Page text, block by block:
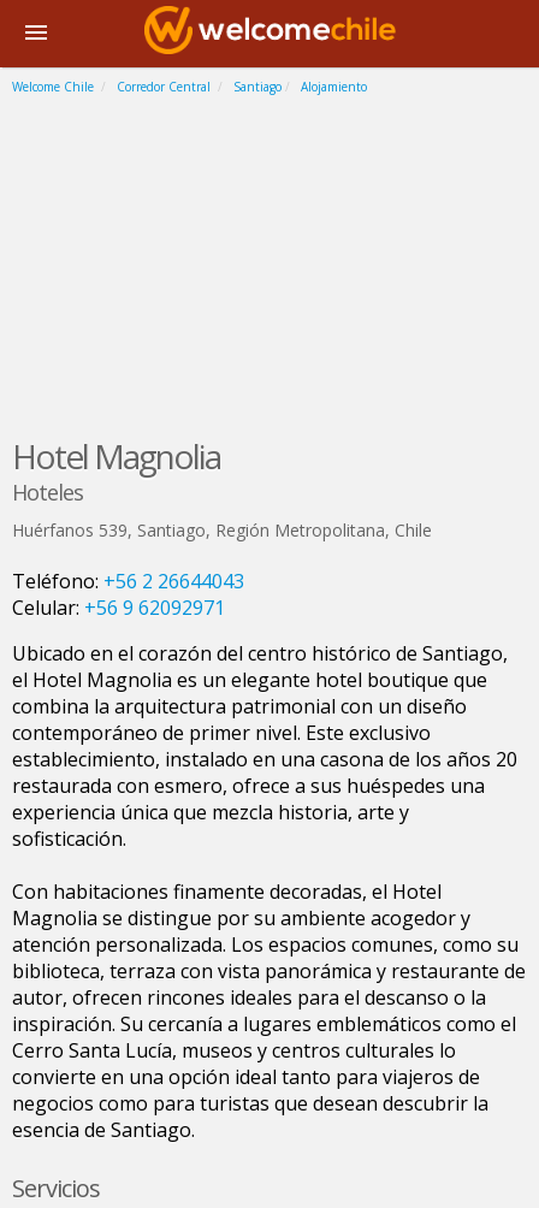
Welcome Chile Corredor Central Santiago Alojamiento
Hotel Magnolia
Hoteles
Huérfanos 539, Santiago, Región Metropolitana, Chile
Teléfono: +56 2 26644043
Celular: +56 9 62092971
Ubicado en el corazón del centro histórico de Santiago,
el Hotel Magnolia es un elegante hotel boutique que
combina la arquitectura patrimonial con un diseño
contemporáneo de primer nivel. Este exclusivo
establecimiento, instalado en una casona de los años 20
restaurada con esmero, ofrece a sus huéspedes una
experiencia única que mezcla historia, arte y
sofisticación.
Con habitaciones finamente decoradas, el Hotel
Magnolia se distingue por su ambiente acogedor y
atención personalizada. Los espacios comunes, como su
biblioteca, terraza con vista panorámica y restaurante de
autor, ofrecen rincones ideales para el descanso o la
inspiración. Su cercanía a lugares emblemáticos como el
Cerro Santa Lucía, museos y centros culturales lo
convierte en una opción ideal tanto para viajeros de
negocios como para turistas que desean descubrir la
esencia de Santiago.
Servicios